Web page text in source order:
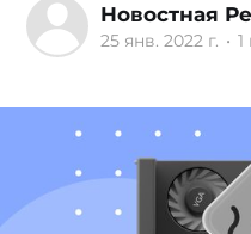
Новостная
25 янв. 2022 г. •